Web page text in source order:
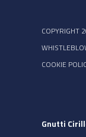
COPYRIGHT
COOKIE
Gnutti